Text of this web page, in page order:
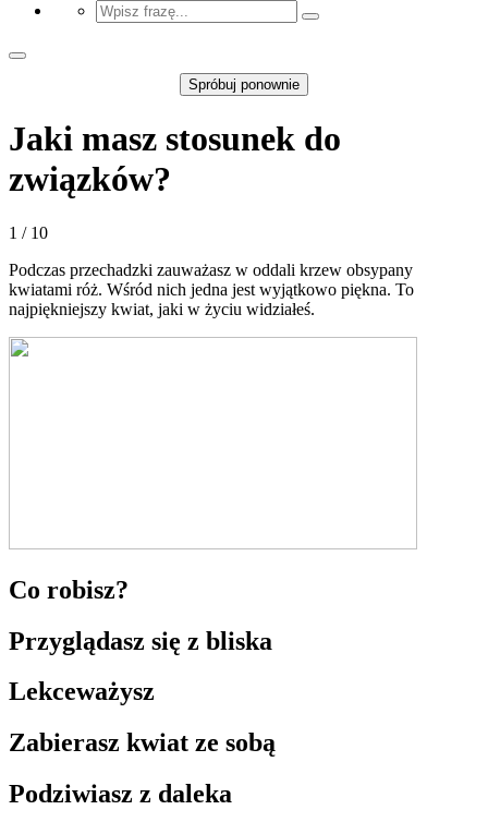
Spróbuj ponownie
Jaki masz stosunek do
związków?
1 / 10
Podczas przechadzki zauważasz w oddali krzew obsypany
kwiatami róż. Wśród nich jedna jest wyjątkowo piękna. To
najpiękniejszy kwiat, jaki w życiu widziałeś.
Co robisz?
Przyglądasz się z bliska
Lekceważysz
Zabierasz kwiat ze sobą
Podziwiasz z daleka